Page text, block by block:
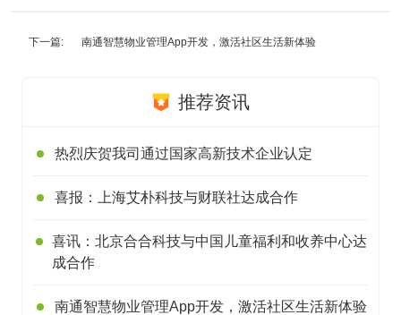
下一篇: 南通智慧物业管理App开发，激活社区生活新体验
推荐资讯
热烈庆贺我司通过国家高新技术企业认定
喜报：上海艾朴科技与财联社达成合作
喜讯：北京合合科技与中国儿童福利和收养中心达
成合作
南通智慧物业管理App开发，激活社区生活新体验